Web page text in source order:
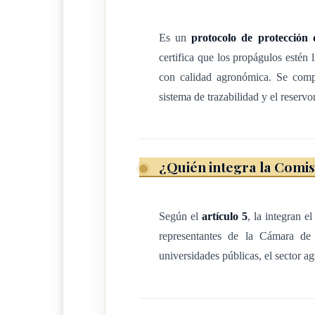
b) Banco de germoplasma: material vegetal
d) Bloques de plantas madre o fundación:
e) Bloques de multiplicación o masificación
material vegetal sano, ya sea por injerto,
f) Bloques complementarios: incluyen áreas
Es unprotocolo de protección
certifica que los propágulos estén
con calidad agronómica. Se
sistema de trazabilidad y el
¿Quién integra la
Según el artículo 5, la integran
representantes de la Cámara
universidades públicas, el sector